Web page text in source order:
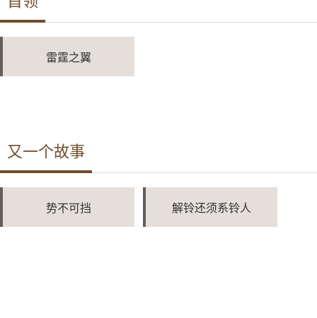
雷霆之翼
又一个故事
势不可挡 解铃还须系铃人